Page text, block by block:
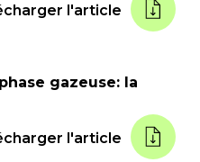
l'article
gazeuse: la
l'article